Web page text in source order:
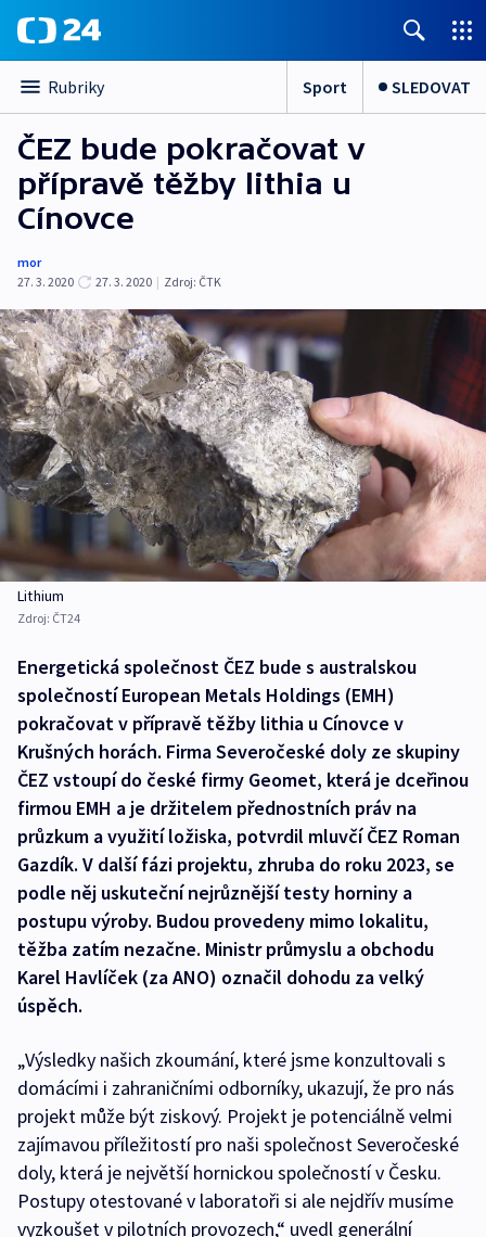
Rubriky Sport SLEDOVAT
ČEZ bude pokračovat v
přípravě těžby lithia u
Cínovce
mor
27. 3. 2020
27. 3. 2020 | Zdroj: ČTK
Lithium
Zdroj: ČT24
Energetická společnost ČEZ bude s australskou
společností European Metals Holdings (EMH)
pokračovat v přípravě těžby lithia u Cínovce v
Krušných horách. Firma Severočeské doly ze skupiny
ČEZ vstoupí do české firmy Geomet, která je dceřinou
firmou EMH a je držitelem přednostních práv na
průzkum a využití ložiska, potvrdil mluvčí ČEZ Roman
Gazdík. V další fázi projektu, zhruba do roku 2023, se
podle něj uskuteční nejrůznější testy horniny a
postupu výroby. Budou provedeny mimo lokalitu,
těžba zatím nezačne. Ministr průmyslu a obchodu
Karel Havlíček (za ANO) označil dohodu za velký
úspěch.
„Výsledky našich zkoumání, které jsme konzultovali s
domácími i zahraničními odborníky, ukazují, že pro nás
projekt může být ziskový. Projekt je potenciálně velmi
zajímavou příležitostí pro naši společnost Severočeské
doly, která je největší hornickou společností v Česku.
Postupy otestované v laboratoři si ale nejdřív musíme
vyzkoušet v pilotních provozech,“ uvedl generální